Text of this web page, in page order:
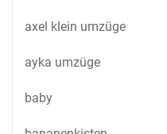
axel klein umzüge
ayka umzüge
baby